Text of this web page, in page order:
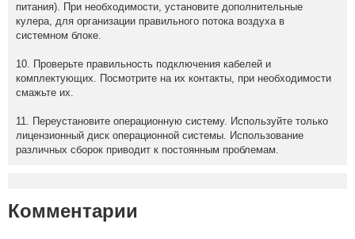
питания). При необходимости, установите дополнительные
кулера, для организации правильного потока воздуха в
системном блоке.
10. Проверьте правильность подключения кабелей и
комплектующих. Посмотрите на их контакты, при необходимости
смажьте их.
11. Переустановите операционную систему. Используйте только
лицензионный диск операционной системы. Использование
различных сборок приводит к постоянным проблемам.
Комментарии